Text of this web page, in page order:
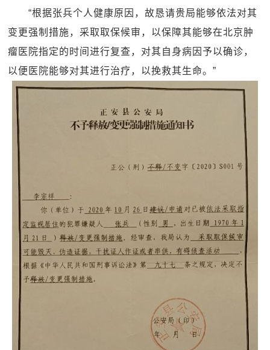
“根据张兵个人健康原因，故恳请贵局能够依法对其
变更强制措施，采取取保候审，以保障其能够在北京肿
瘤医院指定的时间进行复查，对其自身病因予以确诊，
以便医院能够对其进行治疗，以挽救其生命。”